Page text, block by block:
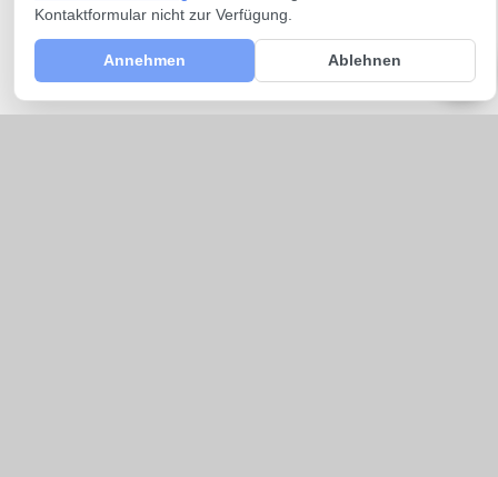
Kontaktformular nicht zur Verfügung.
Annehmen Ablehnen